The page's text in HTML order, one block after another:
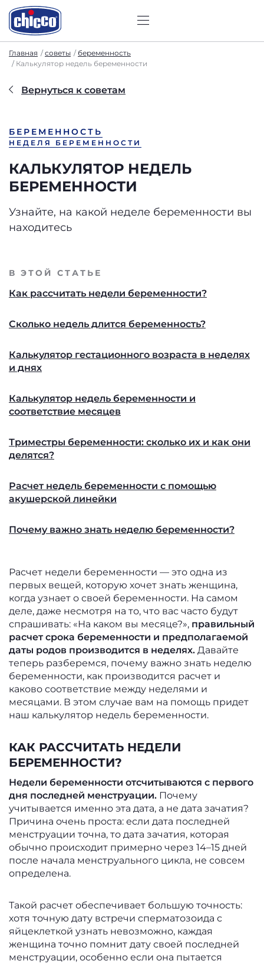
Главная советы
беременность
Калькулятор недель беременности
Вернуться к советам
БЕРЕМЕННОСТЬ
НЕДЕЛЯ БЕРЕМЕННОСТИ
КАЛЬКУЛЯТОР НЕДЕЛЬ
БЕРЕМЕННОСТИ
Узнайте, на какой неделе беременности вы
находитесь
В ЭТОЙ СТАТЬЕ
Как рассчитать недели беременности?
Сколько недель длится беременность?
Калькулятор гестационного возраста в неделях
и днях
Калькулятор недель беременности и
соответствие месяцев
Триместры беременности: сколько их и как они
делятся?
Расчет недель беременности с помощью
акушерской линейки
Почему важно знать неделю беременности?
Расчет недели беременности — это одна из
первых вещей, которую хочет знать женщина,
когда узнает о своей беременности. На самом
деле, даже несмотря на то, что вас часто будут
спрашивать: «На каком вы месяце?», правильный
расчет срока беременности и предполагаемой
даты родов производится в неделях. Давайте
теперь разберемся, почему важно знать неделю
беременности, как производится расчет и
каково соответствие между неделями и
месяцами. В этом случае вам на помощь придет
наш калькулятор недель беременности.
КАК РАССЧИТАТЬ НЕДЕЛИ
БЕРЕМЕННОСТИ?
Недели беременности отсчитываются с первого
дня последней менструации. Почему
учитывается именно эта дата, а не дата зачатия?
Причина очень проста: если дата последней
менструации точна, то дата зачатия, которая
обычно происходит примерно через 14–15 дней
после начала менструального цикла, не совсем
определена.
Такой расчет обеспечивает большую точность:
хотя точную дату встречи сперматозоида с
яйцеклеткой узнать невозможно, каждая
женщина точно помнит дату своей последней
менструации, особенно если она пытается